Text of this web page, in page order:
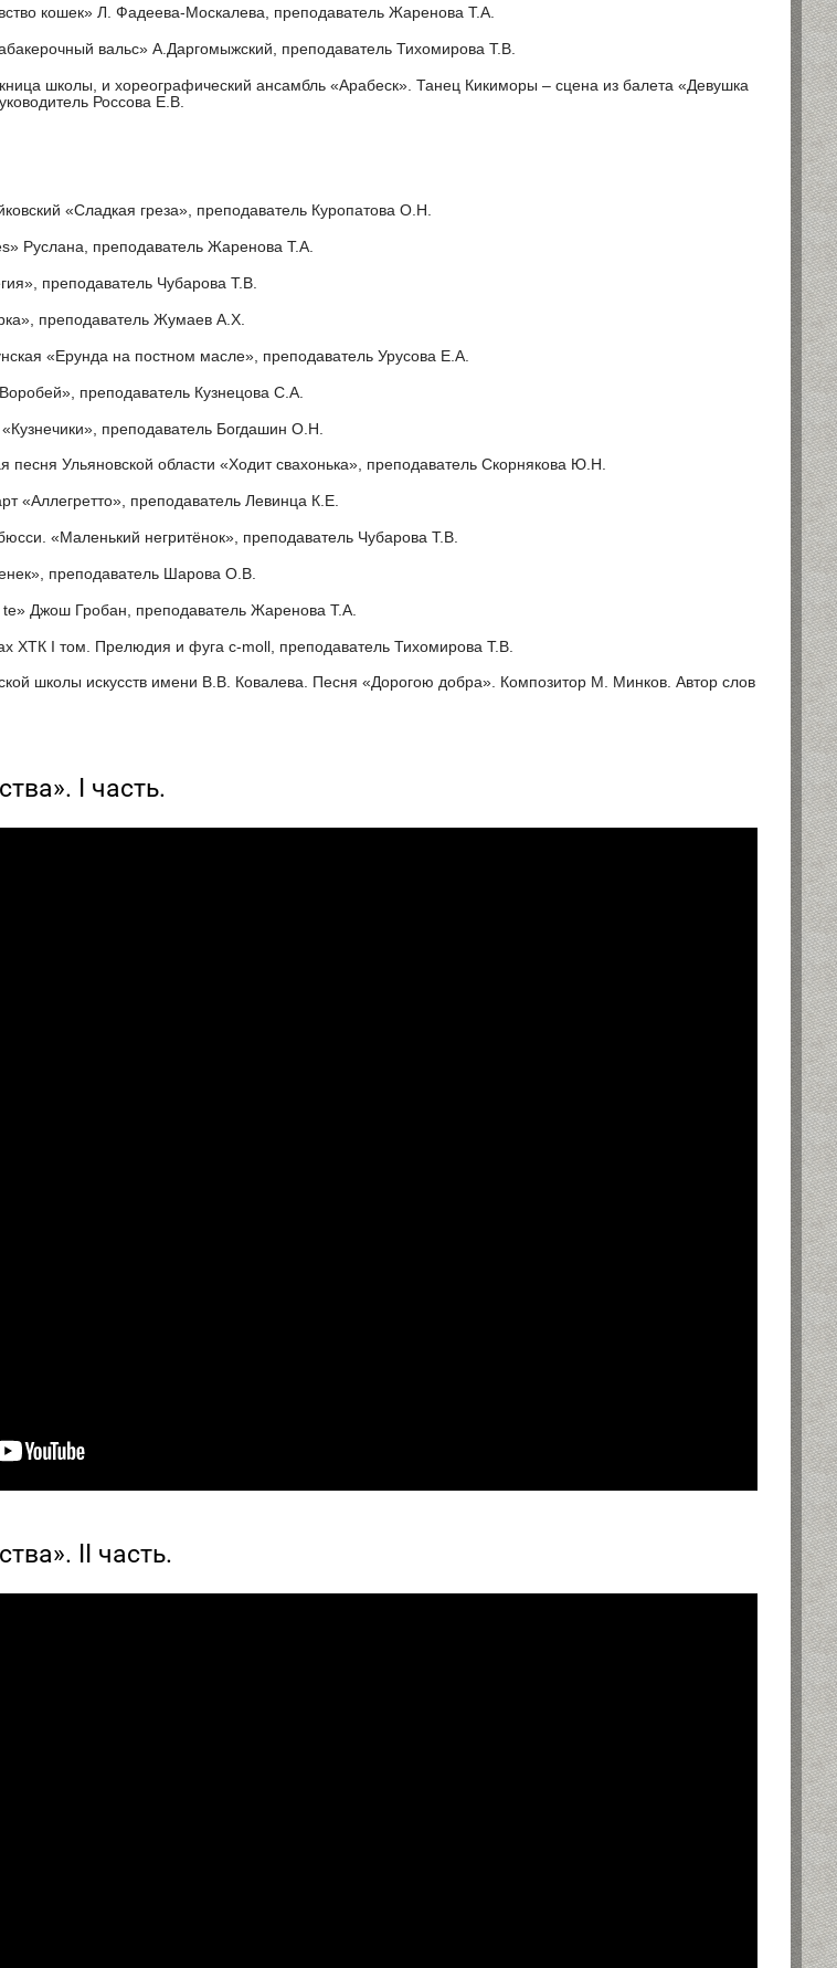
кошек» Л. Фадеева-Москалева, преподаватель Жаренова Т.А.
вальс» А.Даргомыжский, преподаватель Тихомирова Т.В.
школы, и хореографический ансамбль «Арабеск». Танец Кикиморы – сцена из балета «Девушка
Россова Е.В.
«Сладкая греза», преподаватель Куропатова О.Н.
Руслана, преподаватель Жаренова Т.А.
преподаватель Чубарова Т.В.
преподаватель Жумаев А.Х.
«Ерунда на постном масле», преподаватель Урусова Е.А.
преподаватель Кузнецова С.А.
преподаватель Богдашин О.Н.
Ульяновской области «Ходит свахонька», преподаватель Скорнякова Ю.Н.
«Аллегретто», преподаватель Левинца К.Е.
«Маленький негритёнок», преподаватель Чубарова Т.В.
преподаватель Шарова О.В.
Джош Гробан, преподаватель Жаренова Т.А.
ХТК I том. Прелюдия и фуга c-moll, преподаватель Тихомирова Т.В.
школы искусств имени В.В. Ковалева. Песня «Дорогою добра». Композитор М. Минков. Автор слов
I часть.
II часть.